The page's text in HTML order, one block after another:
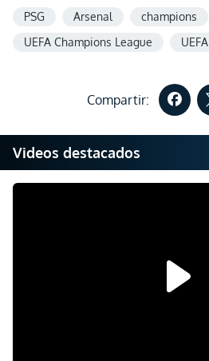
PSG Arsenal champions
UEFA Champions League
UEFA
Compartir:
Videos destacados